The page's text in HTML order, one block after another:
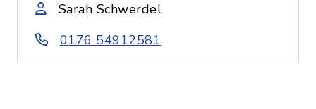
Sarah Schwerdel
0176 54912581